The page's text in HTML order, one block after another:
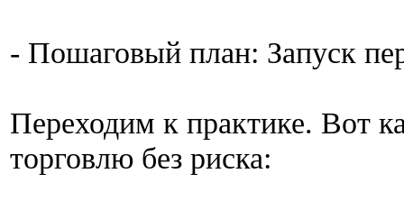
- Пошаговый план: Запуск
Переходим к практике. Вот
торговлю без риска: